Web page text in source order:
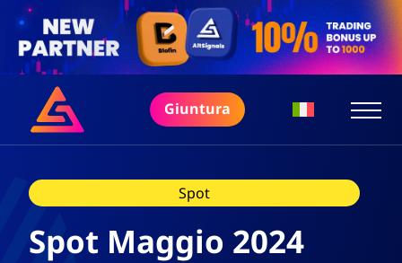
Giuntura
Spot
Spot Maggio 2024